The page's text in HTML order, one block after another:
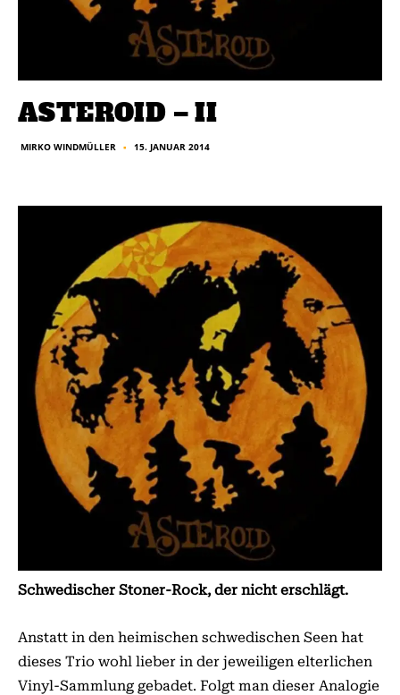
ASTEROID – II
MIRKO WINDMÜLLER ■ 15. JANUAR 2014
Schwedischer Stoner-Rock, der nicht erschlägt.
Anstatt in den heimischen schwedischen Seen hat
dieses Trio wohl lieber in der jeweiligen elterlichen
Vinyl-Sammlung gebadet. Folgt man dieser Analogie